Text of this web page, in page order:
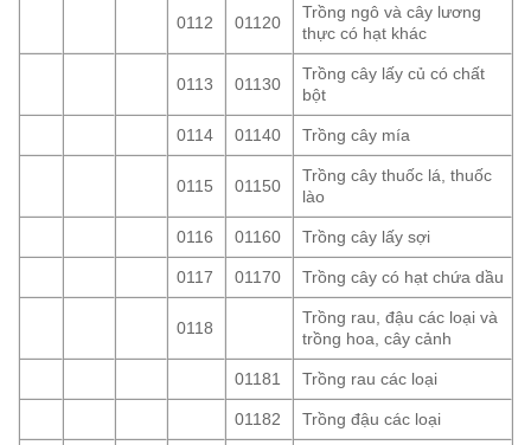
0112 01120
Trồng ngô và cây lương
thực có hạt khác
0113 01130
Trồng cây lấy củ có chất
bột
0114 01140 Trồng cây mía
0115 01150
Trồng cây thuốc lá, thuốc
lào
0116 01160 Trồng cây lấy sợi
0117 01170 Trồng cây có hạt chứa dầu
0118
Trồng rau, đậu các loại và
trồng hoa, cây cảnh
01181 Trồng rau các loại
01182 Trồng đậu các loại